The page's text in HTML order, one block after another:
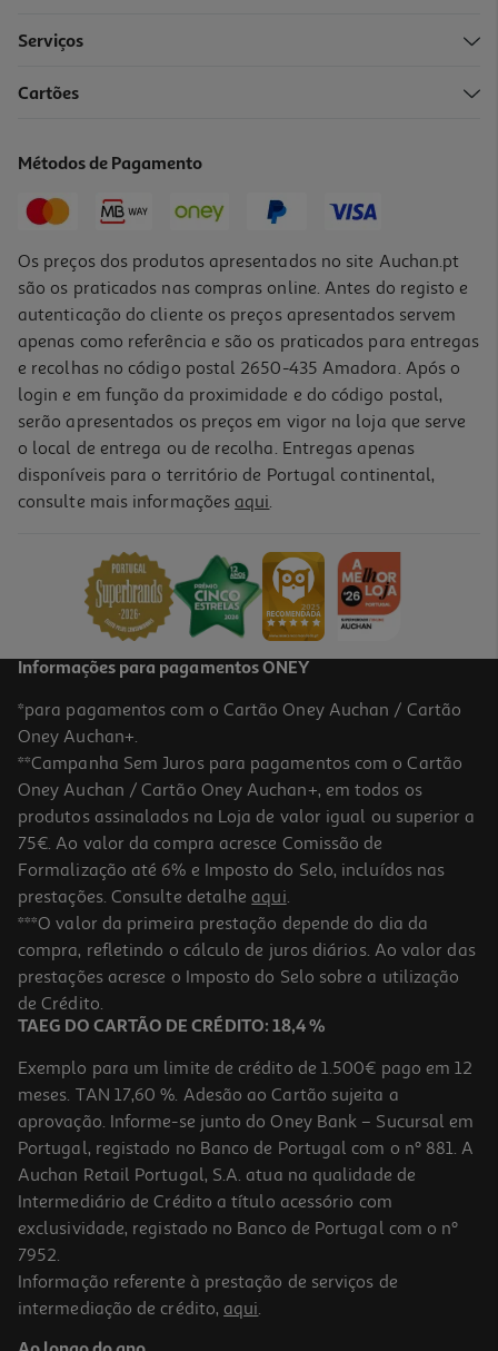
Creme Hansaplast Intensivo Anti-Calosidades 75ml
11,20 €
-20%
4.0
Creme Isdin Reparador Ureadin Podos 100ml
163.2 €/Lt
Price reduced from
20,40 €to
16,32 €
Promoção
Serviços
Cartões
Métodos de Pagamento
Os preços dos produtos apresentados no site Auchan.pt
são os praticados nas compras online. Antes do registo e
autenticação do cliente os preços apresentados servem
apenas como referência e são os praticados para entregas
e recolhas no código postal 2650-435 Amadora. Após o
login e em função da proximidade e do código postal,
serão apresentados os preços em vigor na loja que serve
o local de entrega ou de recolha. Entregas apenas
disponíveis para o território de Portugal continental,
consulte mais informações aqui.
Informações para pagamentos ONEY
*para pagamentos com o Cartão Oney Auchan / Cartão
Oney Auchan+.
**Campanha Sem Juros para pagamentos com o Cartão
Oney Auchan / Cartão Oney Auchan+, em todos os
produtos assinalados na Loja de valor igual ou superior a
75€. Ao valor da compra acresce Comissão de
Formalização até 6% e Imposto do Selo, incluídos nas
prestações. Consulte detalhe aqui.
***O valor da primeira prestação depende do dia da
compra, refletindo o cálculo de juros diários. Ao valor das
prestações acresce o Imposto do Selo sobre a utilização
de Crédito.
TAEG DO CARTÃO DE CRÉDITO: 18,4 %
Exemplo para um limite de crédito de 1.500€ pago em 12
meses. TAN 17,60 %. Adesão ao Cartão sujeita a
aprovação. Informe-se junto do Oney Bank – Sucursal em
Portugal, registado no Banco de Portugal com o nº 881. A
Auchan Retail Portugal, S.A. atua na qualidade de
Intermediário de Crédito a título acessório com
exclusividade, registado no Banco de Portugal com o nº
7952.
Informação referente à prestação de serviços de
intermediação de crédito, aqui.